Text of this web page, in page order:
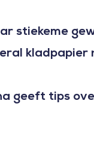
stiekeme
kladpapier
geeft tips